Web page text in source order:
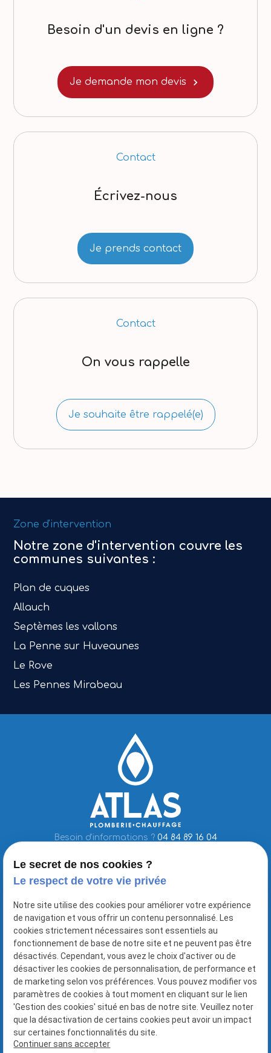
Besoin d'un devis en ligne ?
Je demande mon devis chevron_right
Contact
Écrivez-nous
Je prends contact
Contact
On vous rappelle
Je souhaite être rappelé(e)
Zone d'intervention
Notre zone d'intervention couvre les
communes suivantes :
Plan de cuques
Allauch
Septèmes les vallons
La Penne sur Huveaunes
Le Rove
Les Pennes Mirabeau
Besoin d'informations ? 04 84 89 16 04
N'hésitez pas à vous abonner à notre
N° Siret : 89739454000016
Plan du site
Le secret de nos cookies ?
Le respect de votre vie privée
Notre site utilise des cookies pour améliorer votre expérience
de navigation et vous offrir un contenu personnalisé. Les
cookies strictement nécessaires sont essentiels au
fonctionnement de base de notre site et ne peuvent pas être
désactivés. Cependant, vous avez le choix d'activer ou de
désactiver les cookies de personnalisation, de performance et
de marketing selon vos préférences. Vous pouvez modifier vos
paramètres de cookies à tout moment en cliquant sur le lien
'Gestion des cookies' situé en bas de notre site. Veuillez noter
que la désactivation de certains cookies peut avoir un impact
sur certaines fonctionnalités du site.
Continuer sans accepter